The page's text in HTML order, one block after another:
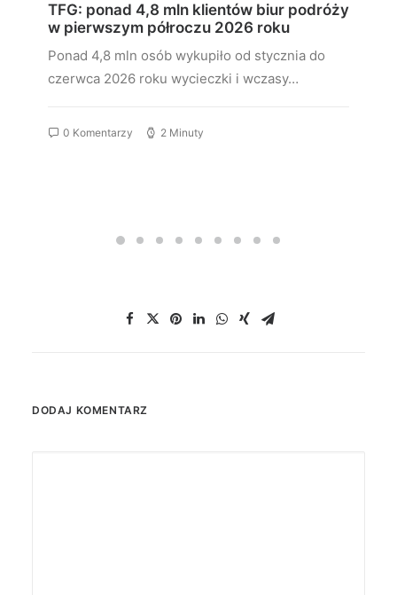
TFG: ponad 4,8 mln klientów biur podróży
w pierwszym półroczu 2026 roku
Ponad 4,8 mln osób wykupiło od stycznia do
czerwca 2026 roku wycieczki i wczasy…
0 Komentarzy 2 Minuty
DODAJ KOMENTARZ